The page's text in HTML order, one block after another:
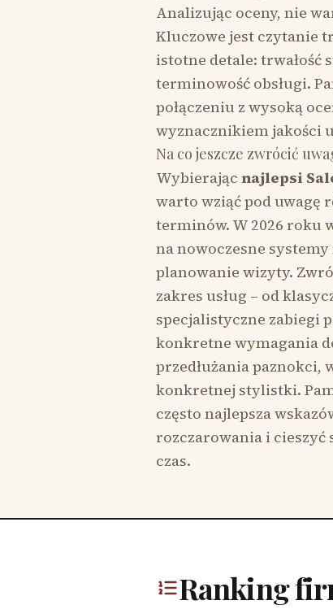
Analizując oceny, nie
Kluczowe jest czytanie
istotne detale: trwałość
terminowość obsługi.
połączeniu z wysoką
wyznacznikiem jakości
Na co jeszcze zwrócić
Wybierając najlepsi
warto wziąć pod uwagę
terminów. W 2026 roku
na nowoczesne
planowanie wizyty.
zakres usług – od
specjalistyczne zabiegi
konkretne wymagania
przedłużania paznokci,
konkretnej stylistki.
często najlepsza
rozczarowania i cieszyć
czas.
Ranking